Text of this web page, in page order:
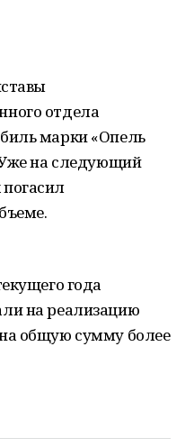
отдела
марки «Опель
Уже на следующий
года
на реализацию
общую сумму более